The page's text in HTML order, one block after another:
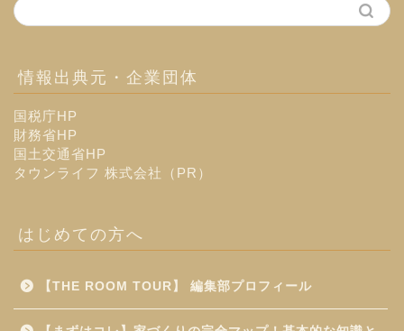
情報出典元・企業団体
国税庁HP
財務省HP
国土交通省HP
タウンライフ 株式会社（PR）
はじめての方へ
【THE ROOM TOUR】 編集部プロフィール